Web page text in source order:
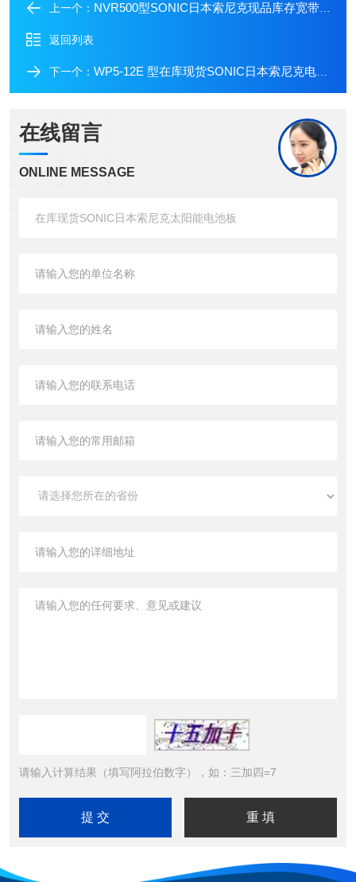
上一个： NVR500型SONIC日本索尼克现品库存宽带路由器
返回列表
下一个： WP5-12E 型在库现货SONIC日本索尼克电池WP5-12E
在线留言
ONLINE MESSAGE
请输入计算结果（填写阿拉伯数字），如：三加四=7